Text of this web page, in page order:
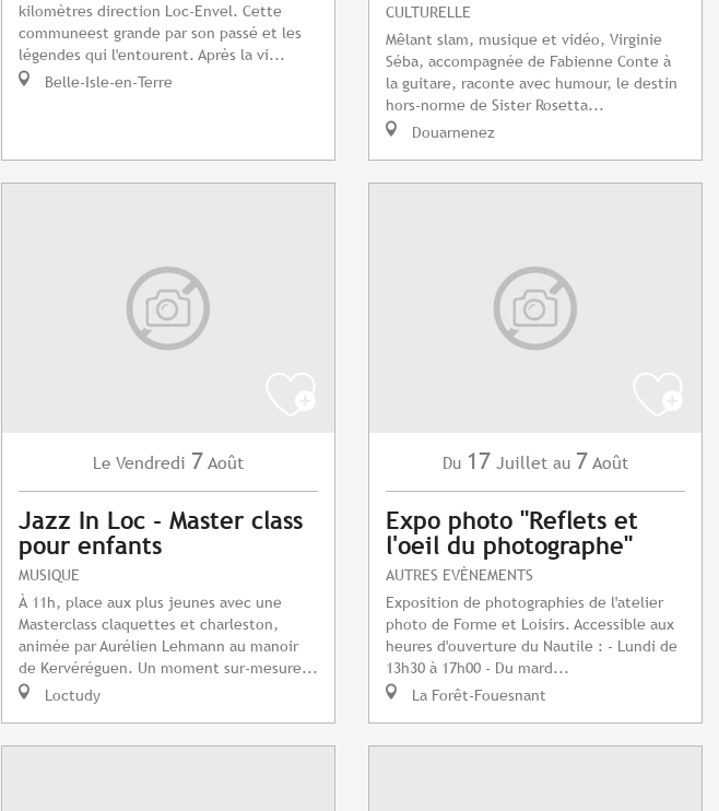
kilomètres direction Loc-Envel. Cette
communeest grande par son passé et les
légendes qui l'entourent. Après la vi...
Belle-Isle-en-Terre
CULTURELLE
Mêlant slam, musique et vidéo, Virginie
Séba, accompagnée de Fabienne Conte à
la guitare, raconte avec humour, le destin
hors-norme de Sister Rosetta...
Douarnenez
Le Vendredi 7 Août
Jazz In Loc - Master class
pour enfants
MUSIQUE
À 11h, place aux plus jeunes avec une
Masterclass claquettes et charleston,
animée par Aurélien Lehmann au manoir
de Kervéréguen. Un moment sur-mesure...
Loctudy
Du 17 Juillet au 7 Août
Expo photo "Reflets et
l'oeil du photographe"
AUTRES EVÈNEMENTS
Exposition de photographies de l'atelier
photo de Forme et Loisirs. Accessible aux
heures d'ouverture du Nautile : - Lundi de
13h30 à 17h00 - Du mard...
La Forêt-Fouesnant